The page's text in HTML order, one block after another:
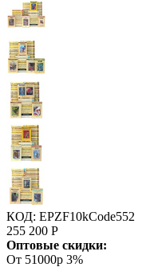
КОД: EPZF10kCode552
255 200 Р
Оптовые скидки:
От 51000р 3%